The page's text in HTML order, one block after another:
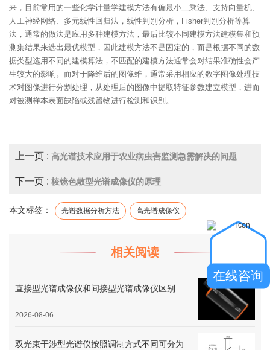
来，目前常用的一些化学计量学建模方法有偏最小二乘法、支持向量机、
人工神经网络、多元线性回归法，线性判别分析，Fisher判别分析等算
法，通常的做法是应用多种建模方法，最后比较不同建模方法建模集和预
测集结果来选出最优模型，因此建模方法不是固定的，而是根据不同的数
据类型选用不同的建模算法，不匹配的建模方法通常会对结果准确性会产
生较大的影响。而对于降维后的图像维，通常采用相应的数字图像处理技
术对图像进行分割处理，从处理后的图像中提取特征参数建立模型，进而
对被测样本表面缺陷或残留物进行检测和识别。
上一页 : 高光谱技术应用于农业病虫害监测急需解决的问题
下一页 : 棱镜色散型光谱成像仪的原理
本文标签： 光谱数据分析方法 高光谱成像仪
相关阅读
直接型光谱成像仪和间接型光谱成像仪区别
2026-08-06
双光束干涉型光谱仪按照调制方式不同可分为
在线咨询